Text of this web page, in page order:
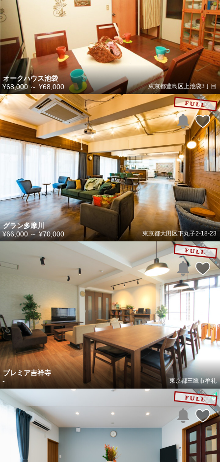
オークハウス池袋
東京都豊島区上池袋3丁目
¥68,000～ ¥68,000
グラン多摩川
東京都大田区下丸子2-18-23
¥66,000～ ¥70,000
プレミア吉祥寺
東京都三鷹市牟礼
-